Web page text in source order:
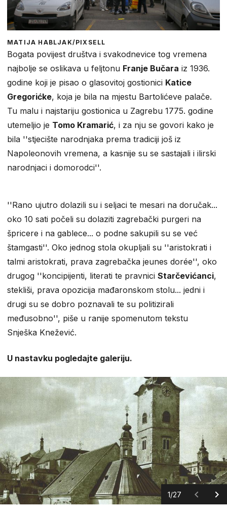
MATIJA HABLJAK/PIXSELL
Bogata povijest društva i svakodnevice tog vremena
najbolje se oslikava u feljtonu Franje Bučara iz 1936.
godine koji je pisao o glasovitoj gostionici Katice
Gregorićke, koja je bila na mjestu Bartolićeve palače.
Tu malu i najstariju gostionica u Zagrebu 1775. godine
utemeljio je Tomo Kramarić, i za nju se govori kako je
bila ''stjecište narodnjaka prema tradiciji još iz
Napoleonovih vremena, a kasnije su se sastajali i ilirski
narodnjaci i domorodci''.
''Rano ujutro dolazili su i seljaci te mesari na doručak...
oko 10 sati počeli su dolaziti zagrebački purgeri na
špricere i na gablece... o podne sakupili su se već
štamgasti''. Oko jednog stola okupljali su ''aristokrati i
talmi aristokrati, prava zagrebačka jeunes dorée'', oko
drugog ''koncipijenti, literati te pravnici Starčevićanci,
stekliši, prava opozicija mađaronskom stolu... jedni i
drugi su se dobro poznavali te su politizirali
međusobno'', piše u ranije spomenutom tekstu
Snješka Knežević.
U nastavku pogledajte galeriju.
1/27